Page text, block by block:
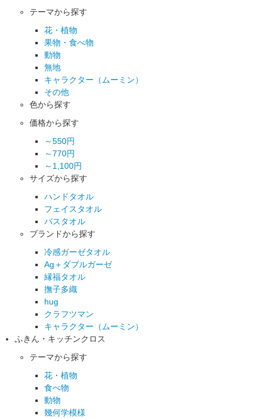
テーマから探す
花・植物
果物・食べ物
動物
無地
キャラクター（ムーミン）
その他
色から探す
価格から探す
～550円
～770円
～1,100円
サイズから探す
ハンドタオル
フェイスタオル
バスタオル
ブランドから探す
冷感ガーゼタオル
Ag＋ダブルガーゼ
縁福タオル
撫子多織
hug
クラフツマン
キャラクター（ムーミン）
ふきん・キッチンクロス
テーマから探す
花・植物
食べ物
動物
幾何学模様